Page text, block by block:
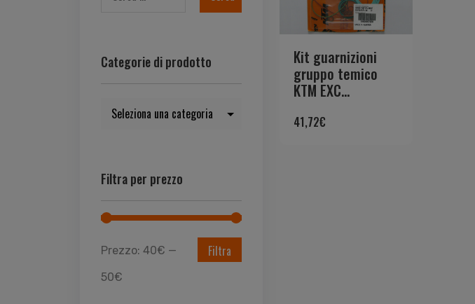
Categorie di prodotto
Filtra per prezzo
Filtra
Prezzo: 40€ —
50€
Kit guarnizioni
gruppo temico
KTM EXC...
41,72€